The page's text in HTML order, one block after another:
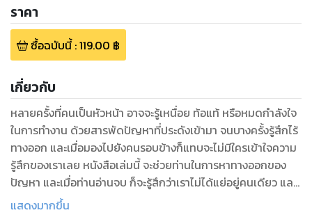
ราคา
ซื้อฉบับนี้:119.00 ฿
เกี่ยวกับ
หลายครั้งที่คนเป็นหัวหน้า อาจจะรู้เหนื่อย ท้อแท้ หรือหมดกำลังใจ
ในการทำงาน ด้วยสารพัดปัญหาที่ประดังเข้ามา จนบางครั้งรู้สึกไร้
ทางออก และเมื่อมองไปยังคนรอบข้างก็แทบจะไม่มีใครเข้าใจความ
รู้สึกของเราเลย หนังสือเล่มนี้ จะช่วยท่านในการหาทางออกของ
ปัญหา และเมื่อท่านอ่านจบ ก็จะรู้สึกว่าเราไม่ได้แย่อยู่คนเดียว และ
ปัญหาที่เราเคยเจอ เราจะมองมันด้วยมุมใหม่ที่ไม่เหมือนเดิม ขอให้
แสดงมากขึ้น